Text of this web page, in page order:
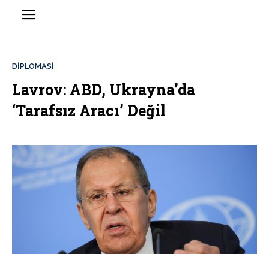
DİPLOMASİ
Lavrov: ABD, Ukrayna’da
‘Tarafsız Aracı’ Değil